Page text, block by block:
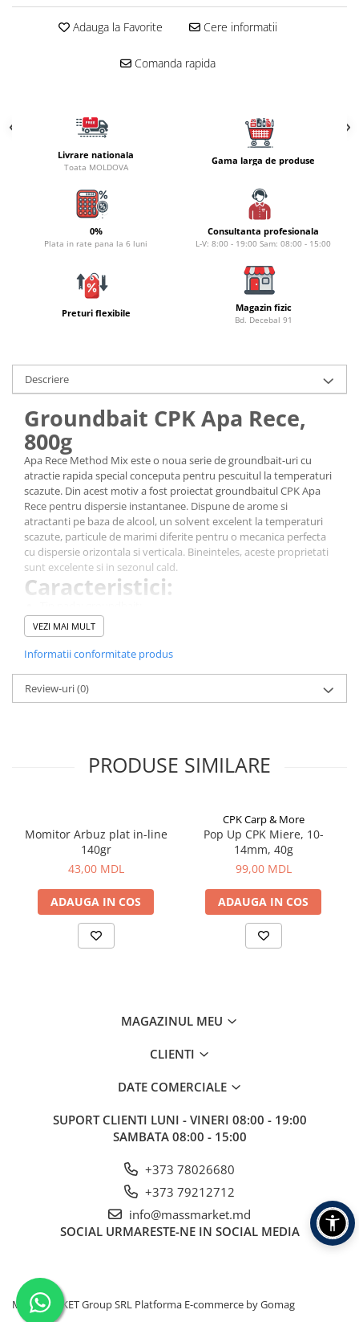
Momeli la rapitor
Nada si momeala
Momeala artificiala
Aditivi, arome, dipuri
Pescuit la copca
Bagajerie pescuit
Rucsac
Accesorii conexe pescuit
Cântare
Instrumente
Ochelari
Barci, sonare
Accesorii pentru barci
Barci
Sonare
Camping pescuit
Accesorii
Aragazuri, incalzitoare
Corturi, Pavilioane
Frigidere
Lanterne
Mese
Imbracaminte, incaltaminte
Imbracaminte
Incaltaminte
Pescuit la Fitofag
Accesorii
Detergenţi si produse pentru rufe
Certificate cadou
Sport-Turism-Odihna
Aragazuri, incalzitoare
Corturi, Pavilioane
Mese
Paturi
Adauga la Favorite Cere informatii
Comanda rapida
Livrare nationala
Toata MOLDOVA
Gama larga de produse
0%
Plata in rate pana la 6 luni
Consultanta profesionala
L-V: 8:00 - 19:00 Sam: 08:00 - 15:00
Preturi flexibile Magazin fizic
Bd. Decebal 91
Descriere
Groundbait CPK Apa Rece,
800g
Apa Rece Method Mix este o noua serie de groundbait-uri cu
atractie rapida special conceputa pentru pescuitul la temperaturi
scazute. Din acest motiv a fost proiectat groundbaitul CPK Apa
Rece pentru dispersie instantanee. Dispune de arome si
atractanti pe baza de alcool, un solvent excelent la temperaturi
scazute, particule de marimi diferite pentru o mecanica perfecta
cu dispersie orizontala si verticala. Bineinteles, aceste proprietati
sunt excelente si in sezonul cald.
Caracteristici:
Contine arome si atractanti pe baza de alcool;
Ideal pentru sezonul rece;
Punga resigilabila;
VEZI MAI MULT
Informatii conformitate produs
Review-uri(0)
PRODUSE SIMILARE
Momitor Arbuz plat in-line
140gr
43,00 MDL
ADAUGA IN COS
CPK Carp & More
Pop Up CPK Miere, 10-
14mm, 40g
99,00 MDL
ADAUGA IN COS
MAGAZINUL MEU
CLIENTI
DATE COMERCIALE
SUPORT CLIENTI LUNI - VINERI 08:00 - 19:00
SAMBATA 08:00 - 15:00
+373 78026680
+373 79212712
info@massmarket.md
SOCIAL URMARESTE-NE IN SOCIAL MEDIA
MASSMARKET Group SRL Platforma E-commerce by Gomag